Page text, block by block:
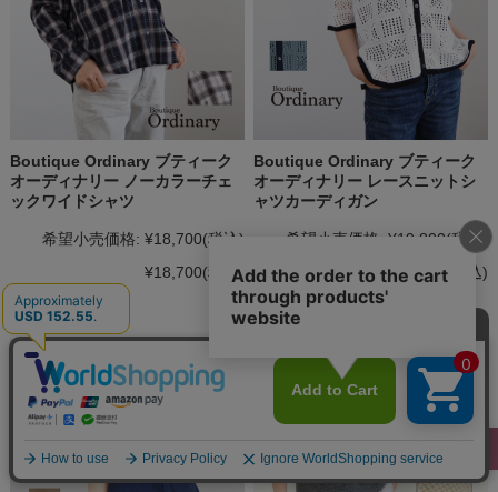
Boutique Ordinary ブティーク
オーディナリー ノーカラーチェ
ックワイドシャツ
希望小売価格: ¥18,700(税込)
¥18,700(税込)
Boutique Ordinary ブティーク
オーディナリー レースニットシ
ャツカーディガン
希望小売価格: ¥19,800(税込)
¥15,840(税込)